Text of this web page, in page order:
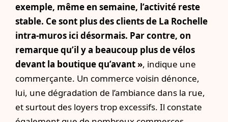
exemple, même en semaine, l’activité reste
stable. Ce sont plus des clients de La Rochelle
intra-muros ici désormais. Par contre, on
remarque qu’il y a beaucoup plus de vélos
devant la boutique qu’avant », indique une
commerçante. Un commerce voisin dénonce,
lui, une dégradation de l’ambiance dans la rue,
et surtout des loyers trop excessifs. Il constate